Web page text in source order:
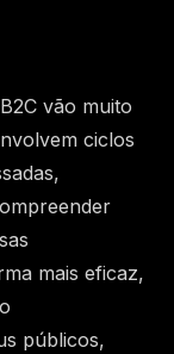
vão muito
ciclos
mais eficaz,
públicos,